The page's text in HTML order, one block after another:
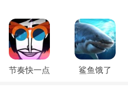
节奏快一点 鲨鱼饿了